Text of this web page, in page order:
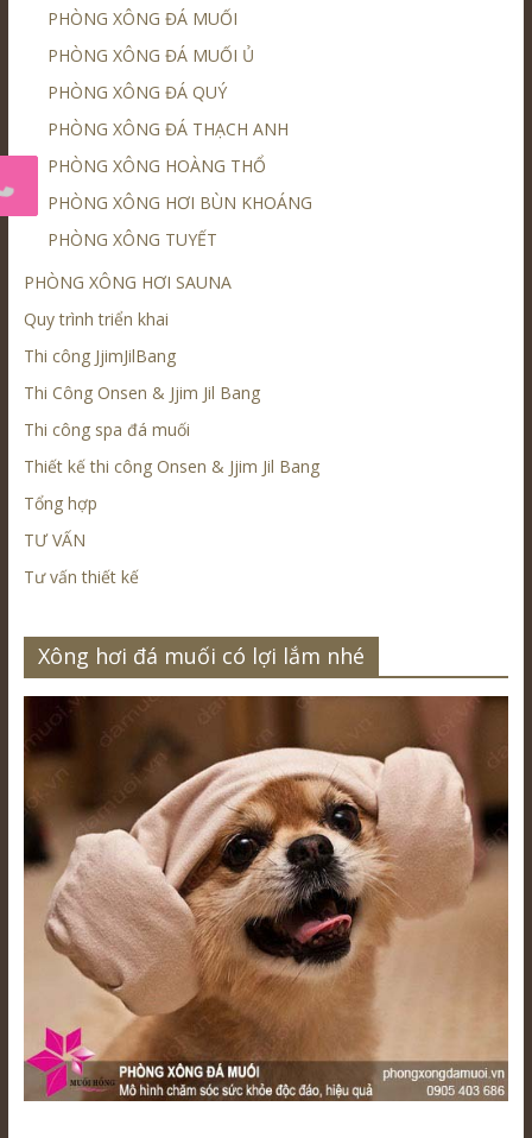
PHÒNG XÔNG ĐÁ MUỐI
PHÒNG XÔNG ĐÁ MUỐI Ủ
PHÒNG XÔNG ĐÁ QUÝ
PHÒNG XÔNG ĐÁ THẠCH ANH
PHÒNG XÔNG HOÀNG THỔ
PHÒNG XÔNG HƠI BÙN KHOÁNG
PHÒNG XÔNG TUYẾT
PHÒNG XÔNG HƠI SAUNA
Quy trình triển khai
Thi công JjimJilBang
Thi Công Onsen & Jjim Jil Bang
Thi công spa đá muối
Thiết kế thi công Onsen & Jjim Jil Bang
Tổng hợp
TƯ VẤN
Tư vấn thiết kế
Xông hơi đá muối có lợi lắm nhé